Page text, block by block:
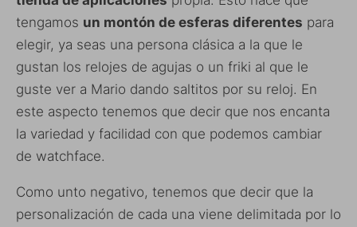
tengamos un montón de esferas diferentes para
elegir, ya seas una persona clásica a la que le
gustan los relojes de agujas o un friki al que le
guste ver a Mario dando saltitos por su reloj. En
este aspecto tenemos que decir que nos encanta
la variedad y facilidad con que podemos cambiar
de watchface.
Como unto negativo, tenemos que decir que la
personalización de cada una viene delimitada por lo